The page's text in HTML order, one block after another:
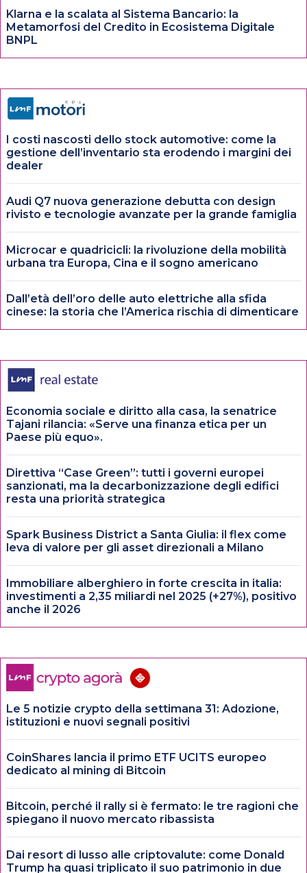
Klarna e la scalata al Sistema Bancario: la
Metamorfosi del Credito in Ecosistema Digitale
BNPL
I costi nascosti dello stock automotive: come la
gestione dell’inventario sta erodendo i margini dei
dealer
Audi Q7 nuova generazione debutta con design
rivisto e tecnologie avanzate per la grande famiglia
Microcar e quadricicli: la rivoluzione della mobilità
urbana tra Europa, Cina e il sogno americano
Dall’età dell’oro delle auto elettriche alla sfida
cinese: la storia che l’America rischia di dimenticare
Economia sociale e diritto alla casa, la senatrice
Tajani rilancia: «Serve una finanza etica per un
Paese più equo».
Direttiva “Case Green”: tutti i governi europei
sanzionati, ma la decarbonizzazione degli edifici
resta una priorità strategica
Spark Business District a Santa Giulia: il flex come
leva di valore per gli asset direzionali a Milano
Immobiliare alberghiero in forte crescita in italia:
investimenti a 2,35 miliardi nel 2025 (+27%), positivo
anche il 2026
Le 5 notizie crypto della settimana 31: Adozione,
istituzioni e nuovi segnali positivi
CoinShares lancia il primo ETF UCITS europeo
dedicato al mining di Bitcoin
Bitcoin, perché il rally si è fermato: le tre ragioni che
spiegano il nuovo mercato ribassista
Dai resort di lusso alle criptovalute: come Donald
Trump ha quasi triplicato il suo patrimonio in due